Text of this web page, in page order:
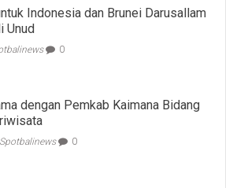
Indonesia dan Brunei Darusallam
Unud
0
dengan Pemkab Kaimana Bidang
Spotbalinews 0